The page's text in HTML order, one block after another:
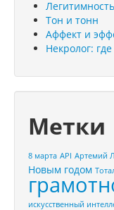
Тон и тонн
Аффект и
Некролог:
Метки
8 марта API Артемий
Новым годом
искусственный